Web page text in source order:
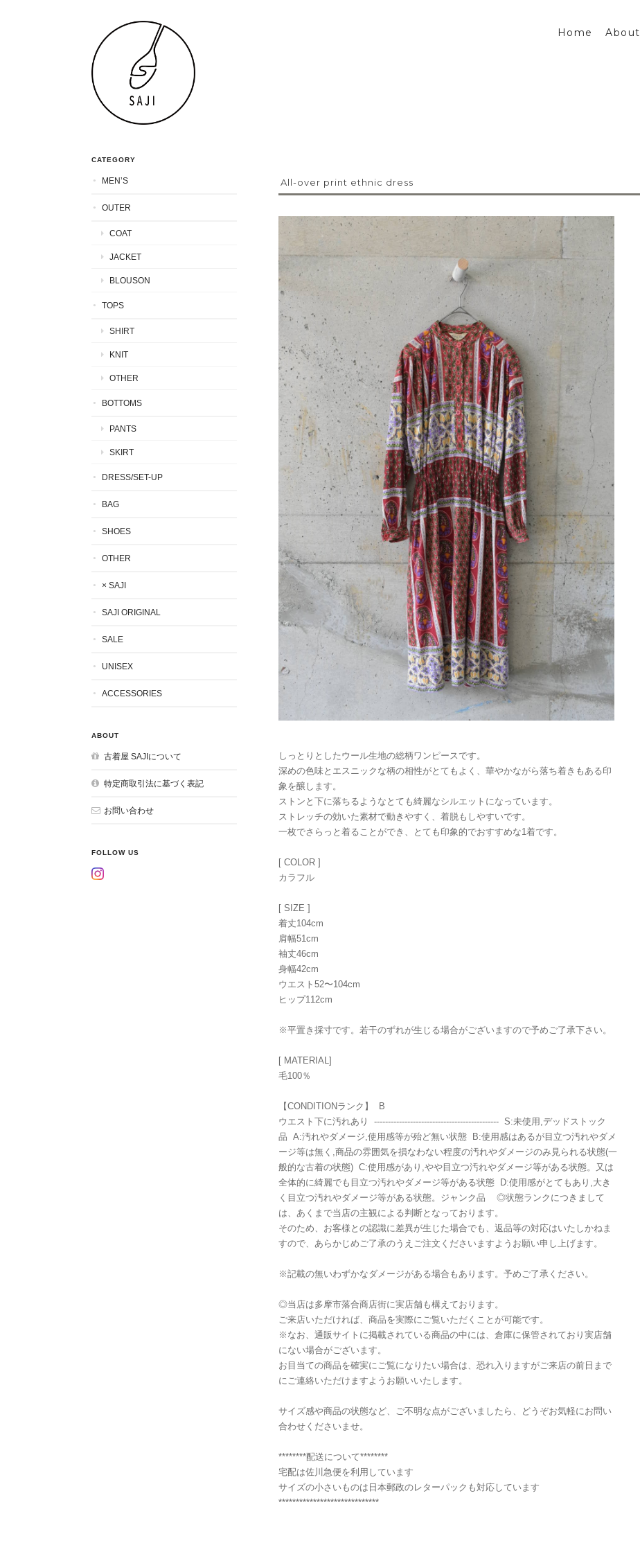
Home About
All-over print ethnic dress
しっとりとしたウール生地の総柄ワンピースです。
深めの色味とエスニックな柄の相性がとてもよく、華やかながら落ち着きもある印
象を醸します。
ストンと下に落ちるようなとても綺麗なシルエットになっています。
ストレッチの効いた素材で動きやすく、着脱もしやすいです。
一枚でさらっと着ることができ、とても印象的でおすすめな1着です。
[ COLOR ]
カラフル
[ SIZE ]
着丈104cm
肩幅51cm
袖丈46cm
身幅42cm
ウエスト52〜104cm
ヒップ112cm
※平置き採寸です。若干のずれが生じる場合がございますので予めご了承下さい。
[ MATERIAL]
毛100％
【CONDITIONランク】 B
ウエスト下に汚れあり --------------------------------------------- S:未使用,デッドストック
品 A:汚れやダメージ,使用感等が殆ど無い状態 B:使用感はあるが目立つ汚れやダメ
ージ等は無く,商品の雰囲気を損なわない程度の汚れやダメージのみ見られる状態(一
般的な古着の状態) C:使用感があり,やや目立つ汚れやダメージ等がある状態。又は
全体的に綺麗でも目立つ汚れやダメージ等がある状態 D:使用感がとてもあり,大き
く目立つ汚れやダメージ等がある状態。ジャンク品 ◎状態ランクにつきまして
は、あくまで当店の主観による判断となっております。
そのため、お客様との認識に差異が生じた場合でも、返品等の対応はいたしかねま
すので、あらかじめご了承のうえご注文くださいますようお願い申し上げます。
※記載の無いわずかなダメージがある場合もあります。予めご了承ください。
◎当店は多摩市落合商店街に実店舗も構えております。
ご来店いただければ、商品を実際にご覧いただくことが可能です。
※なお、通販サイトに掲載されている商品の中には、倉庫に保管されており実店舗
にない場合がございます。
お目当ての商品を確実にご覧になりたい場合は、恐れ入りますがご来店の前日まで
にご連絡いただけますようお願いいたします。
サイズ感や商品の状態など、ご不明な点がございましたら、どうぞお気軽にお問い
合わせくださいませ。
********配送について********
宅配は佐川急便を利用しています
サイズの小さいものは日本郵政のレターパックも対応しています
*****************************
CATEGORY
MEN’S
OUTER
COAT
JACKET
BLOUSON
TOPS
SHIRT
KNIT
OTHER
BOTTOMS
PANTS
SKIRT
DRESS/SET-UP
BAG
SHOES
OTHER
× SAJI
SAJI ORIGINAL
SALE
UNISEX
ACCESSORIES
ABOUT
古着屋 SAJIについて
特定商取引法に基づく表記
お問い合わせ
FOLLOW US